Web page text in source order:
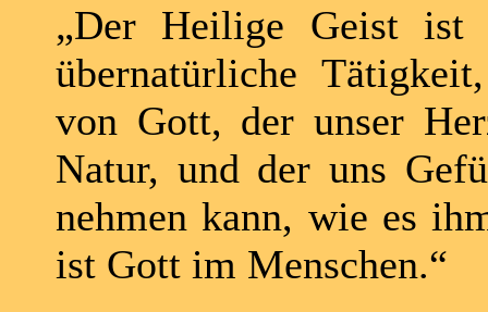
„Der Heilige Geist ist
übernatürliche
von Gott, der unser
Natur, und der uns
nehmen kann, wie es
ist Gott im Menschen.“